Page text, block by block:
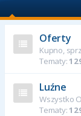
Oferty
Kupno,
Tematy:
Luźne
Wszystko
Tematy: